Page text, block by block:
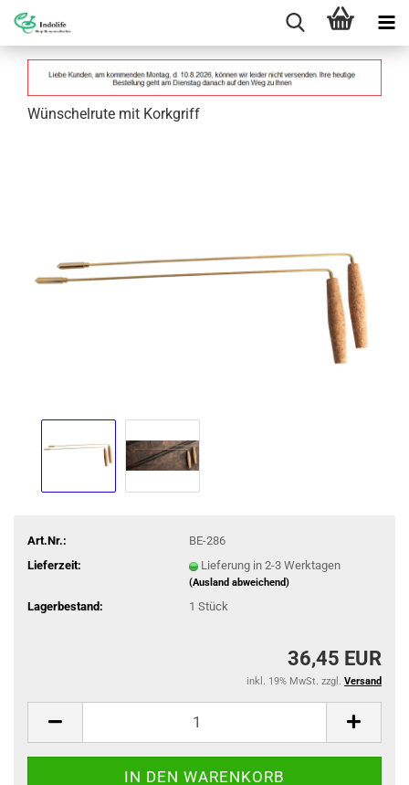
Wünschelrute mit Korkgriff
Art.Nr.:
BE-286
Lieferzeit:
Lieferung in 2-3 Werktagen
(Ausland abweichend)
Lagerbestand: 1 Stück
36,45 EUR
inkl. 19% MwSt. zzgl. Versand